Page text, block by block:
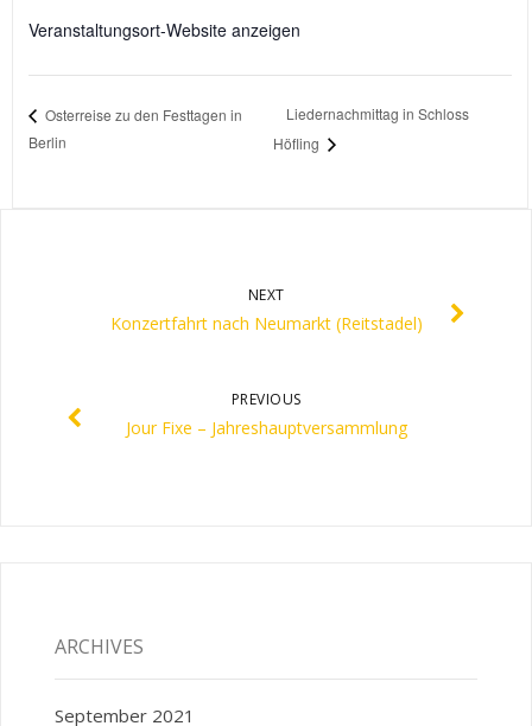
Veranstaltungsort-Website anzeigen
Osterreise zu den Festtagen in
Berlin
Liedernachmittag in Schloss
Höfling
NEXT
Konzertfahrt nach Neumarkt (Reitstadel)
PREVIOUS
Jour Fixe – Jahreshauptversammlung
ARCHIVES
September 2021